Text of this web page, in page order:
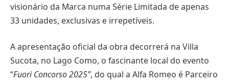
visionário da Marca numa Série Limitada de apenas
33 unidades, exclusivas e irrepetíveis.
A apresentação oficial da obra decorrerá na Villa
Sucota, no Lago Como, o fascinante local do evento
“Fuori Concorso2025”, do qual a Alfa Romeo é Parceiro